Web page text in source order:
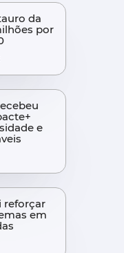
da
por
e
reforçar
em